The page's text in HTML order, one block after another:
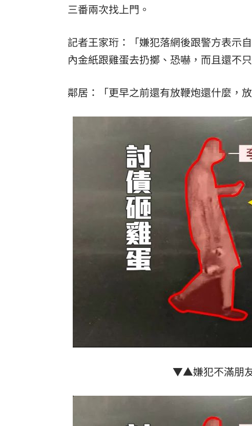
三番兩次找上門。
記者王家珩：「嫌犯落網後跟警方表示
內金紙跟雞蛋去扔擲、恐嚇，而且還不只
鄰居：「更早之前還有放鞭炮還什麼，
▼▲嫌犯不滿朋友